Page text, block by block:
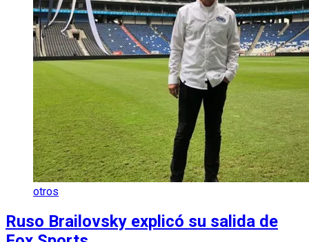
otros
Ruso Brailovsky explicó su salida de